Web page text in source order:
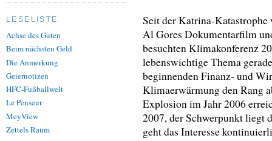
LESELISTE
Achse des Guten
Beim nächsten Geld
Die Anmerkung
Geiernotizen
HFC-Fußballwelt
Le Penseur
MeyView
Zettels Raum
Seit der Katrina-
Al Gores Dokumentarfilm
besuchten Klimakonferenz
lebenswichtige Thema
beginnenden Finanz- und
Klimaerwärmung den Rang
Explosion im Jahr 2006
2007, der Schwerpunkt liegt
geht das Interesse